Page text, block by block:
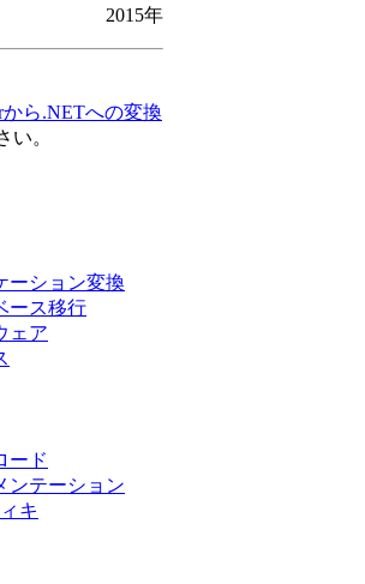
2015年
から.NETへの変換
い。
ーション変換
ース移行
ェア
ード
ンテーション
キ